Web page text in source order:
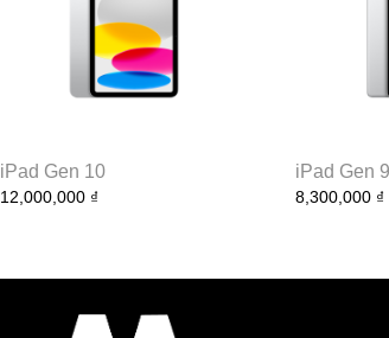
iPad Gen 10
12,000,000 ₫
iPad Gen 9
8,300,000 ₫